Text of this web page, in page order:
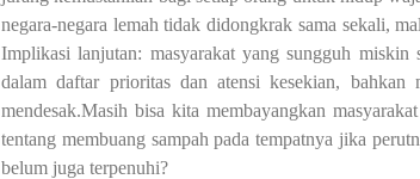
negara-negara lemah tidak didongkrak sama sekali,
Implikasi lanjutan: masyarakat yang sungguh
dalam daftar prioritas dan atensi kesekian, bahkan
mendesak.Masih bisa kita membayangkan
tentang membuang sampah pada tempatnya jika
belum juga terpenuhi?